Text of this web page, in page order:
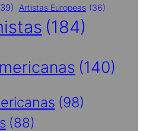
Artistas Europeas (36)
(184)
(140)
(98)
(88)